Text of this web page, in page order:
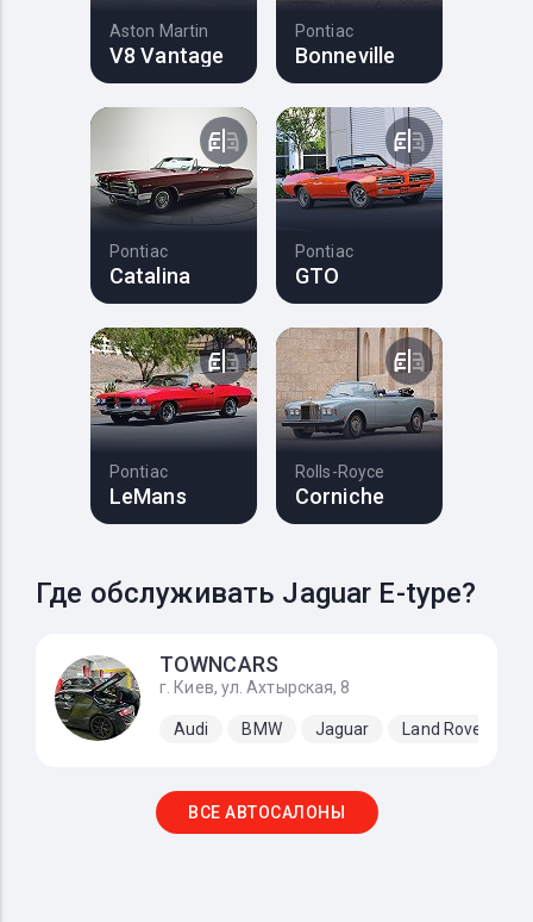
Aston Martin
V8 Vantage
Pontiac
Bonneville
Pontiac
Catalina
Pontiac
GTO
Pontiac
LeMans
Rolls-Royce
Corniche
Где обслуживать Jaguar E-type?
TOWNCARS
г. Киев, ул. Ахтырская, 8
Audi BMW Jaguar Land Rover
ВСЕ АВТОСАЛОНЫ